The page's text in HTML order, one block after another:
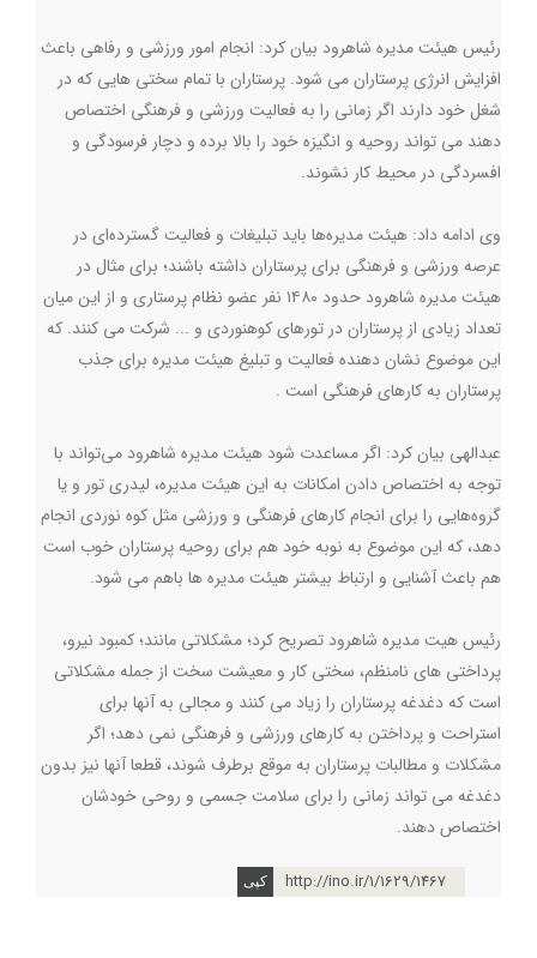
رئیس هیئت مدیره شاهرود بیان کرد: انجام امور ورزشی و رفاهی باعث
افزایش انرژی پرستاران می شود. پرستاران با تمام سختی هایی که در
شغل خود دارند اگر زمانی را به فعالیت ورزشی و فرهنگی اختصاص
دهند می تواند روحیه و انگیزه خود را بالا برده و دچار فرسودگی و
افسردگی در محیط کار نشوند.
وی ادامه داد: هیئت مدیره‌ها باید تبلیغات و فعالیت گسترده‌ای در
عرصه ورزشی و فرهنگی برای پرستاران داشته باشند؛ برای مثال در
هیئت مدیره شاهرود حدود ۱۴۸۰ نفر عضو نظام پرستاری و از این میان
تعداد زیادی از پرستاران در تورهای کوهنوردی و ... شرکت می کنند. که
این موضوع نشان دهنده فعالیت و تبلیغ هیئت مدیره برای جذب
پرستاران به کارهای فرهنگی است .
عبدالهی بیان کرد: اگر مساعدت شود هیئت مدیره شاهرود می‌تواند با
توجه به اختصاص دادن امکانات به این هیئت مدیره، لیدری تور و یا
گروه‌هایی را برای انجام کارهای فرهنگی و ورزشی مثل کوه نوردی انجام
دهد، که این موضوع به نوبه خود هم برای روحیه پرستاران خوب است
هم باعث آشنایی و ارتباط بیشتر هیئت مدیره ها باهم می شود.
رئیس هیت مدیره شاهرود تصریح کرد؛ مشکلاتی مانند؛ کمبود نیرو،
پرداختی های نامنظم‌، سختی کار و معیشت سخت از جمله مشکلاتی
است که دغدغه پرستاران را زیاد می کنند و مجالی به آنها برای
استراحت و پرداختن به کارهای ورزشی و فرهنگی نمی دهد؛ اگر
مشکلات و مطالبات پرستاران به موقع برطرف شوند، قطعا آنها نیز بدون
دغدغه می تواند زمانی را برای سلامت جسمی و روحی خودشان
اختصاص دهند.
http://ino.ir/1/1629/1467